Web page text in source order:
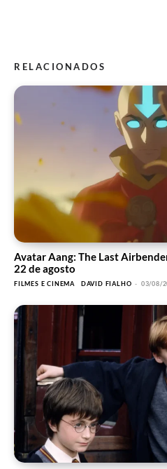
RELACIONADOS
Avatar Aang: The Last
22 de agosto
FILMES E CINEMA DAVID FIALHO - 03/08/